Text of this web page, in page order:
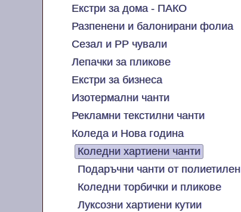
Екстри за дома - ПАКО
Разпенени и балонирани фолиа
Сезал и PP чували
Лепачки за пликове
Екстри за бизнеса
Изотермални чанти
Рекламни текстилни чанти
Коледа и Нова година
Коледни хартиени чанти
Подаръчни чанти от полиетилен
Коледни торбички и пликове
Луксозни хартиени кутии